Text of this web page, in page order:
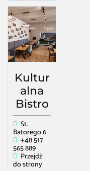
Kultur
alna
Bistro
St.
Batorego 6
+48 517
565 889
Przejdź
do strony